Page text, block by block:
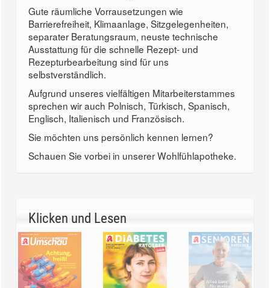
Gute räumliche Vorrausetzungen wie
Barrierefreiheit, Klimaanlage, Sitzgelegenheiten,
separater Beratungsraum, neuste technische
Ausstattung für die schnelle Rezept- und
Rezepturbearbeitung sind für uns
selbstverständlich.
Aufgrund unseres vielfältigen Mitarbeiterstammes
sprechen wir auch Polnisch, Türkisch, Spanisch,
Englisch, Italienisch und Französisch.
Sie möchten uns persönlich kennen lernen?
Schauen Sie vorbei in unserer Wohlfühlapotheke.
Klicken und Lesen